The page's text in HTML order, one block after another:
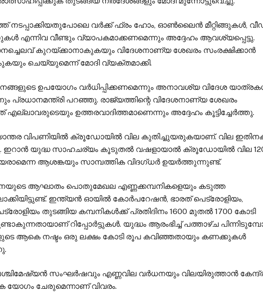
നടപ്പാക്കിയതുപോലെ വർക്ക് ഫ്രം ഹോം, ഓൺലൈൻ മീറ്റിങ്ങുകൾ,
വീണ്ടും വ്യാപകമാക്കണമെന്നും അദ്ദേഹം ആവശ്യപ്പെട്ടു.
കുറയ്ക്കാനാകുകയും വിദേശനാണ്യ ശേഖരം സംരക്ഷിക്കാൻ
ചെയ്യുമെന്ന് മോദി വ്യക്തമാക്കി.
ഉപയോഗം വർധിപ്പിക്കണമെന്നും അനാവശ്യ വിദേശ
പ്രധാനമന്ത്രി പറഞ്ഞു. രാജ്യത്തിന്റെ വിദേശനാണ്യ ശേഖരം
എല്ലാവരുടെയും ഉത്തരവാദിത്തമാണെന്നും അദ്ദേഹം കൂട്ടിച്ചേർത്തു.
വിപണിയിൽ ക്രൂഡോയിൽ വില കുതിച്ചുയരുകയാണ്. വില
ഇറാൻ യുദ്ധ സാഹചര്യം കൂടുതൽ വഷളായാൽ ക്രൂഡോയിൽ വില
ആശങ്കയും സാമ്പത്തിക വിദഗ്ധർ ഉയർത്തുന്നുണ്ട്.
ആഘാതം പൊതുമേഖല എണ്ണക്കമ്പനികളെയും കടുത്ത
ഇന്ത്യൻ ഓയിൽ കോർപറേഷൻ, ഭാരത് പെട്രോളിയം,
തുടങ്ങിയ കമ്പനികൾക്ക് പ്രതിദിനം 1600 മുതൽ 1700 കോടി
റിപ്പോർട്ടുകൾ. യുദ്ധം ആരംഭിച്ച് പത്താഴ്ച
ആകെ നഷ്ടം ഒരു ലക്ഷം കോടി രൂപ കവിഞ്ഞതായും കണക്കുകൾ
സംഘർഷവും എണ്ണവില വർധനയും വിലയിരുത്താൻ
യോഗം ചേരുമെന്നാണ് വിവരം.